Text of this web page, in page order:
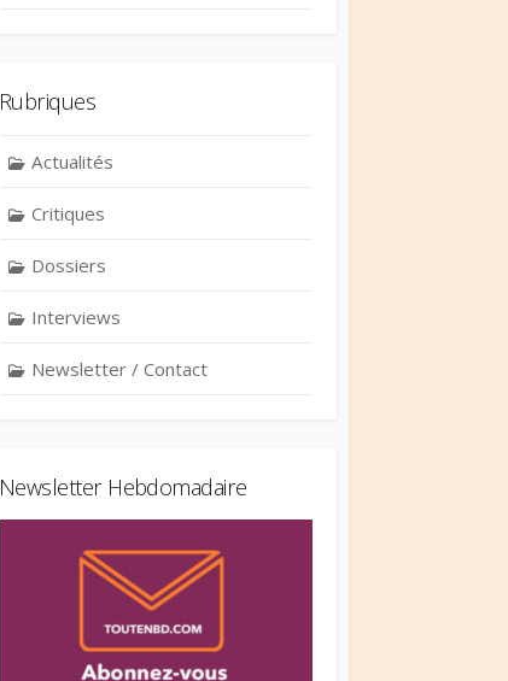
Rubriques
Actualités
Critiques
Dossiers
Interviews
Newsletter / Contact
Newsletter Hebdomadaire